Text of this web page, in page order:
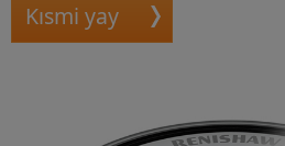
Kısmi yay